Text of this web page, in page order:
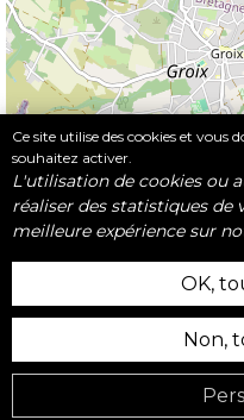
Ce site utilise des cookies et vous
souhaitez activer.
L'utilisation de cookies ou
réaliser des statistiques de
meilleure expérience sur
OK,
Non,